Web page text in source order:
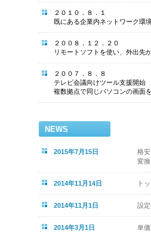
２０１０．８．１
既にある企業内ネットワーク環
２００８．１２．２０
リモートソフトを使い、外出先
２００７．８．８
テレビ会議向けツール支援開始
複数拠点で同じパソコンの画面
NEWS
2015年7月15日
格
変
2014年11月14日 ト
2014年11月1日 設
2014年3月1日 単